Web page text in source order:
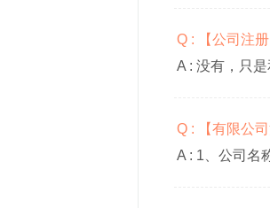
Q : 【公司注
A : 没有，只是
Q : 【有限公
A : 1、公司名